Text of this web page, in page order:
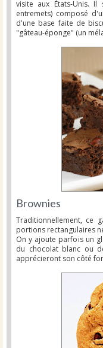
visite aux États-Unis.
entremets) composé
d'une base faite de
"gâteau-éponge" (un
Brownies
Traditionnellement, ce
portions rectangulaires
On y ajoute parfois un
du chocolat blanc ou
apprécieront son côté